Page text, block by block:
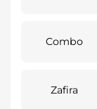
Combo
Zafira